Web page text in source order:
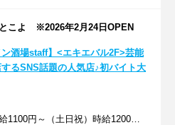
こよ ※2026年2月24日OPEN
ン酒場staff】<エキエバル2F>芸能
るSNS話題の人気店♪初バイト大
（平日）時給1100円～（土日祝）時給1200円～＋交通費一部支給